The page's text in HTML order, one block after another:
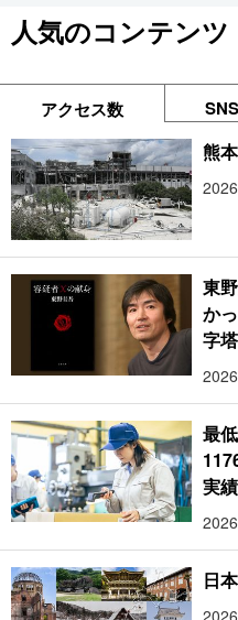
人気のコンテンツ
アクセス数
熊
東
か
字
最
実
日